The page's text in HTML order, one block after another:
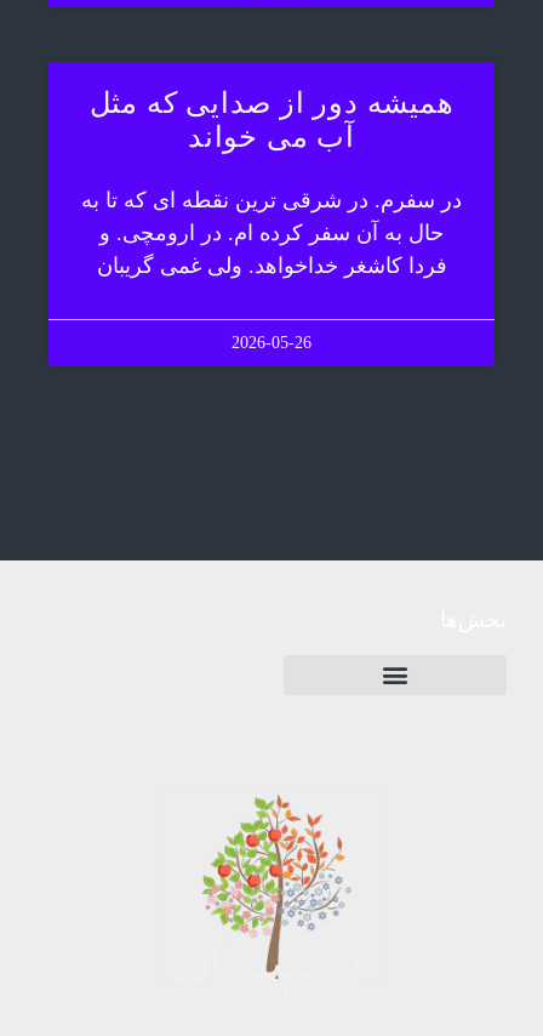
همیشه دور از صدایی که مثل
آب می خواند
در سفرم. در شرقی ترین نقطه ای که تا به
حال به آن سفر کرده ام. در ارومچی. و
فردا کاشغر خداخواهد. ولی غمی گریبان
2026-05-26